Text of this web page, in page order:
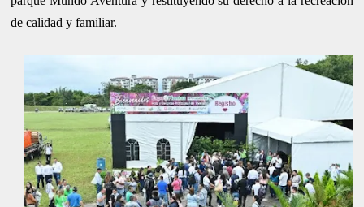
de calidad y familiar.